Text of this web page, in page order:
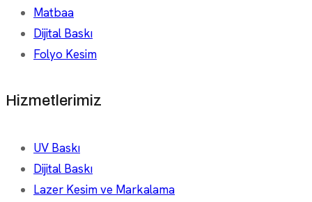
Matbaa
Dijital Baskı
Folyo Kesim
Hizmetlerimiz
UV Baskı
Dijital Baskı
Lazer Kesim ve Markalama